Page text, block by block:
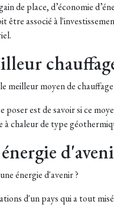
de place, d’économie
être associé à
meilleur moyen de
poser est de savoir si ce
à chaleur de type
énergie d'avenir ?
d'un pays qui a tout